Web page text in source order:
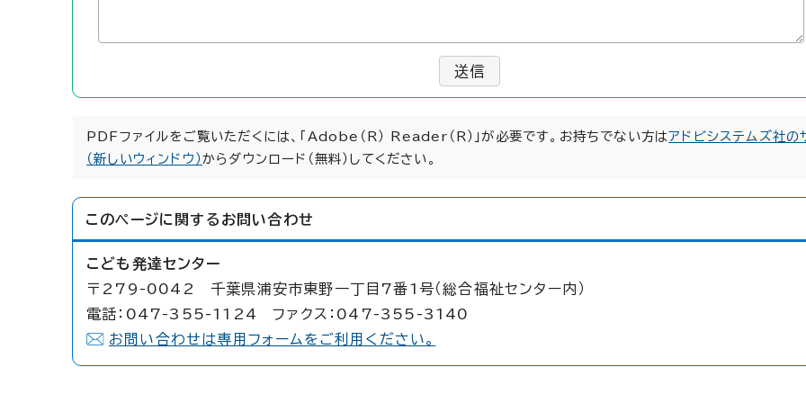
送信
PDFファイルをご覧いただくには、「Adobe（R） Reader（R）」が必要です。お持ちでない方はアドビシステムズ社の
（新しいウィンドウ）からダウンロード（無料）してください。
このページに関する お問い合わせ
こども発達センター
〒279-0042 千葉県浦安市東野一丁目7番1号（総合福祉センター内）
電話：047-355-1124 ファクス：047-355-3140
お問い合わせは専用フォームをご利用ください。